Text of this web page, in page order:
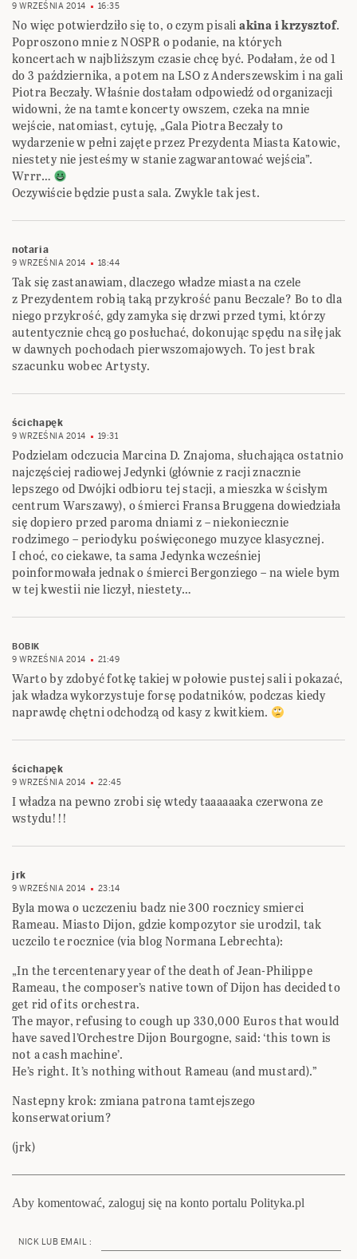
9 WRZEŚNIA 2014
16:35
No więc potwierdziło się to, o czym pisaliakina i krzysztof.
Poproszono mnie z NOSPR o podanie, na których
koncertach w najbliższym czasie chcę być. Podałam, że od 1
do 3 października, a potem na LSO z Anderszewskim i na gali
Piotra Beczały. Właśnie dostałam odpowiedź od organizacji
widowni, że na tamte koncerty owszem, czeka na mnie
wejście, natomiast, cytuję, „Gala Piotra Beczały to
wydarzenie w pełni zajęte przez Prezydenta Miasta Katowic,
niestety nie jesteśmy w stanie zagwarantować wejścia”.
Wrrr…
Oczywiście będzie pusta sala. Zwykle tak jest.
notaria
9 WRZEŚNIA 2014 18:44
Tak się zastanawiam, dlaczego władze miasta na czele
z Prezydentem robią taką przykrość panu Beczale? Bo to dla
niego przykrość, gdy zamyka się drzwi przed tymi, którzy
autentycznie chcą go posłuchać, dokonując spędu na siłę jak
w dawnych pochodach pierwszomajowych. To jest brak
szacunku wobec Artysty.
ścichapęk
9 WRZEŚNIA 2014 19:31
Podzielam odczucia Marcina D. Znajoma, słuchająca ostatnio
najczęściej radiowej Jedynki (głównie z racji znacznie
lepszego od Dwójki odbioru tej stacji, a mieszka w ścisłym
centrum Warszawy), o śmierci Fransa Bruggena dowiedziała
się dopiero przed paroma dniami z – niekoniecznie
rodzimego – periodyku poświęconego muzyce klasycznej.
I choć, co ciekawe, ta sama Jedynka wcześniej
poinformowała jednak o śmierci Bergonziego – na wiele bym
w tej kwestii nie liczył, niestety…
BOBIK
9 WRZEŚNIA 2014
21:49
Warto by zdobyć fotkę takiej w połowie pustej sali i pokazać,
jak władza wykorzystuje forsę podatników, podczas kiedy
naprawdę chętni odchodzą od kasy z kwitkiem.
ścichapęk
9 WRZEŚNIA 2014 22:45
I władza na pewno zrobi się wtedy taaaaaaka czerwona ze
wstydu!!!
jrk
9 WRZEŚNIA 2014 23:14
Byla mowa o uczczeniu badz nie 300 rocznicy smierci
Rameau. Miasto Dijon, gdzie kompozytor sie urodzil, tak
uczcilo te rocznice (via blog Normana Lebrechta):
„In the tercentenary year of the death of Jean-Philippe
Rameau, the composer’s native town of Dijon has decided to
get rid of its orchestra.
The mayor, refusing to cough up 330,000 Euros that would
have saved l’Orchestre Dijon Bourgogne, said: ‘this town is
not a cash machine’.
He’s right. It’s nothing without Rameau (and mustard).”
Nastepny krok: zmiana patrona tamtejszego
konserwatorium?
(jrk)
Aby komentować, zaloguj się na konto portalu Polityka.pl
NICK LUB EMAIL :